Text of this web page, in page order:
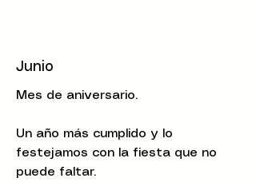
Junio
Mes de aniversario.
Un año más cumplido y lo
festejamos con la fiesta que no
puede faltar.